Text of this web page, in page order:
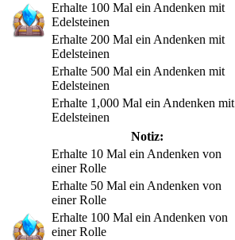
Erhalte 100 Mal ein Andenken mit
Edelsteinen
Erhalte 200 Mal ein Andenken mit
Edelsteinen
Erhalte 500 Mal ein Andenken mit
Edelsteinen
Erhalte 1,000 Mal ein Andenken mit
Edelsteinen
Notiz:
Erhalte 10 Mal ein Andenken von
einer Rolle
Erhalte 50 Mal ein Andenken von
einer Rolle
Erhalte 100 Mal ein Andenken von
einer Rolle